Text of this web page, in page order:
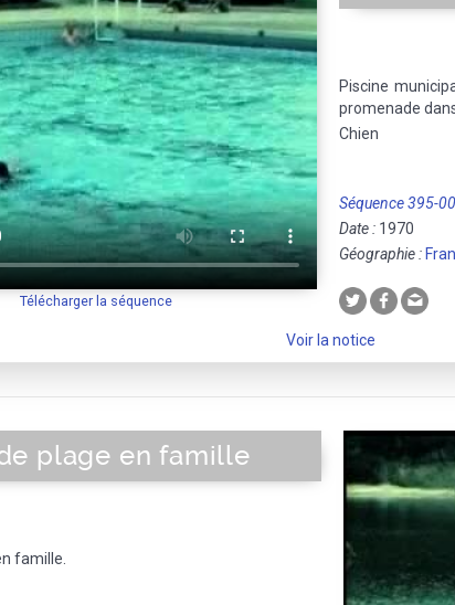
Télécharger la séquence
Piscine
promenade
Chien
Séquence 395-
Date : 1970
Géographie :
Voir la notice
plage en famille
famille.